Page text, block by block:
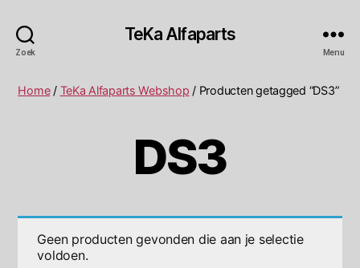
Zoek
TeKa Alfaparts
Menu
Home/ TeKa Alfaparts Webshop / Producten getagged “DS3”
DS3
Geen producten gevonden die aan je selectie
voldoen.